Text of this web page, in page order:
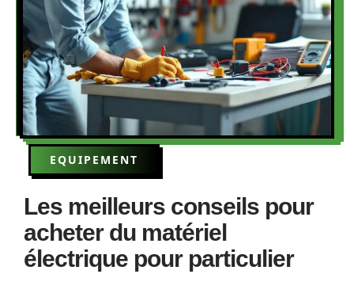
EQUIPEMENT
Les meilleurs conseils pour
acheter du matériel
électrique pour particulier